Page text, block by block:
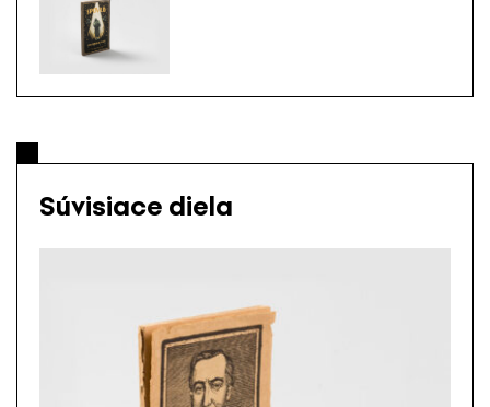
Súvisiace diela